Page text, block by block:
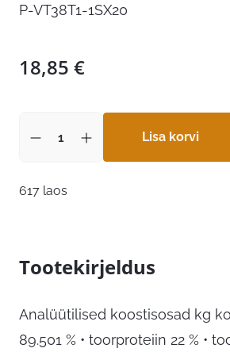
P-VT38T1-1SX20
18,85 €
Lisa korvi
617 laos
Tootekirjeldus
Analüütilised koostisosad kg
89.501 % • toorproteiin 22 % •